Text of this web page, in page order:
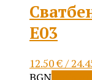
Е03
12.50€/